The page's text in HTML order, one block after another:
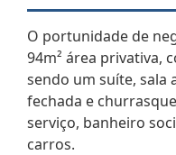
O portunidade de
94m² área privativa,
sendo um suíte, sala
fechada e
serviço, banheiro
carros.